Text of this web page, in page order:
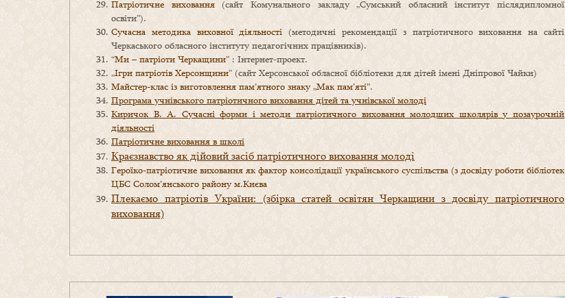
Патріотичне виховання(сайт Комунального закладу „Сумський обласний інститут післядипломної
освіти”).
Сучасна методика виховної діяльності (методичні рекомендації з патріотичного виховання на сайті
Черкаського обласного інституту педагогічних працівників).
“Ми – патріоти Черкащини” : Інтернет-проект.
„Ігри патріотів Херсонщини” (сайт Херсонської обласної бібліотеки для дітей імені Дніпрової Чайки)
Майстер-клас із виготовлення пам’ятного знаку „Мак пам’яті”.
Програма учнівського патріотичного виховання дітей та учнівської молоді
Киричок В. А. Сучасні форми і методи патріотичного виховання молодших школярів у позаурочній
діяльності
Патріотичне виховання в школі
Краєзнавство як дійовий засіб патріотичного виховання молоді
Героїко-патріотичне виховання як фактор консолідації українського суспільства (з досвіду роботи бібліотек
ЦБС Солом’янського району м.Києва
Плекаємо патріотів України: (збірка статей освітян Черкащини з досвіду патріотичного
виховання)